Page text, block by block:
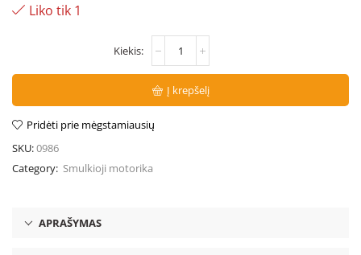
Liko tik 1
Į krepšelį
Pridėti prie mėgstamiausių
SKU:0986
Category: Smulkioji motorika
APRAŠYMAS